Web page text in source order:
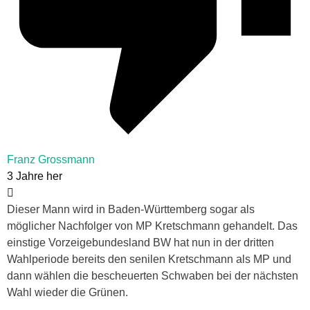
Franz Grossmann
3 Jahre her
Dieser Mann wird in Baden-Württemberg sogar als
möglicher Nachfolger von MP Kretschmann gehandelt. Das
einstige Vorzeigebundesland BW hat nun in der dritten
Wahlperiode bereits den senilen Kretschmann als MP und
dann wählen die bescheuerten Schwaben bei der nächsten
Wahl wieder die Grünen.